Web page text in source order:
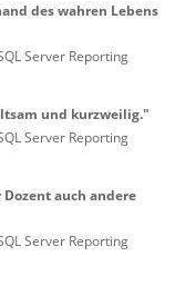
des wahren Lebens
Server Reporting
und kurzweilig."
Server Reporting
auch andere
Server Reporting